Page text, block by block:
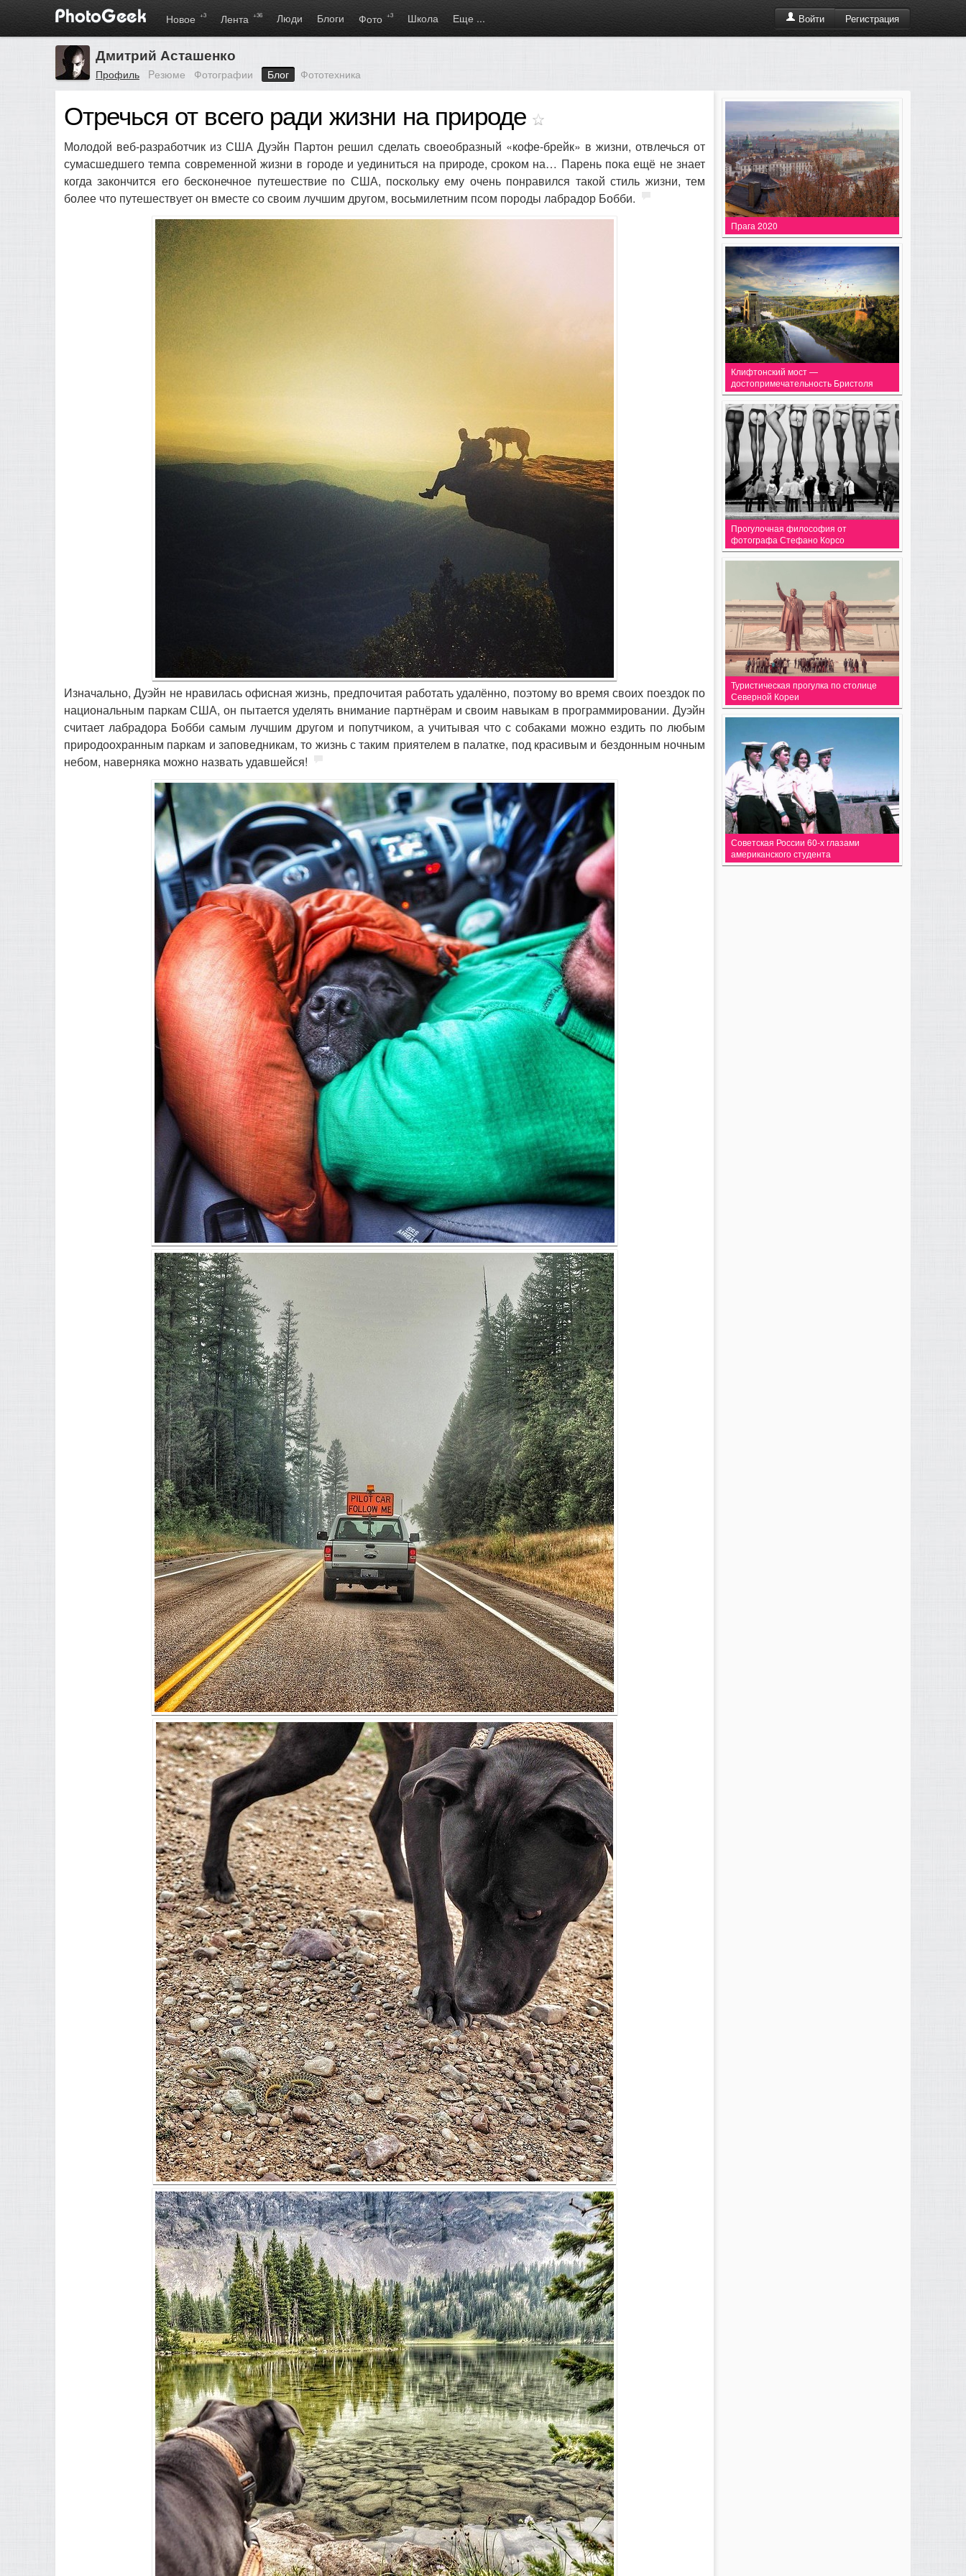
Войти Регистрация
Новое +3 Лента +36 Люди Блоги Фото +3 Школа Еще ...
Дмитрий Асташенко
Профиль Pезюме Фотографии Блог Фототехника
Отречься от всего ради жизни на природе
Молодой веб-разработчик из США Дуэйн Партон решил сделать своеобразный «кофе-брейк» в жизни, отвлечься от
сумасшедшего темпа современной жизни в городе и уединиться на природе, сроком на… Парень пока ещё не знает
когда закончится его бесконечное путешествие по США, поскольку ему очень понравился такой стиль жизни, тем
более что путешествует он вместе со своим лучшим другом, восьмилетним псом породы лабрадор Бобби.
Изначально, Дуэйн не нравилась офисная жизнь, предпочитая работать удалённо, поэтому во время своих поездок по
национальным паркам США, он пытается уделять внимание партнёрам и своим навыкам в программировании. Дуэйн
считает лабрадора Бобби самым лучшим другом и попутчиком, а учитывая что с собаками можно ездить по любым
природоохранным паркам и заповедникам, то жизнь с таким приятелем в палатке, под красивым и бездонным ночным
небом, наверняка можно назвать удавшейся!
Прага 2020
Клифтонский мост —
достопримечательность Бристоля
Прогулочная философия от
фотографа Стефано Корсо
Туристическая прогулка по столице
Северной Кореи
Советская России 60-х глазами
американского студента